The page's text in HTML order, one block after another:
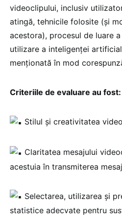
videoclipului, inclusiv
atingă, tehnicile folosite (și
acestora), procesul de luare
utilizare a inteligenței
menționată în mod
Criteriile de evaluare au fost:
Stilul și creativitatea
Claritatea mesajului
acestuia în transmiterea
Selectarea, utilizarea și
statistice adecvate pentru